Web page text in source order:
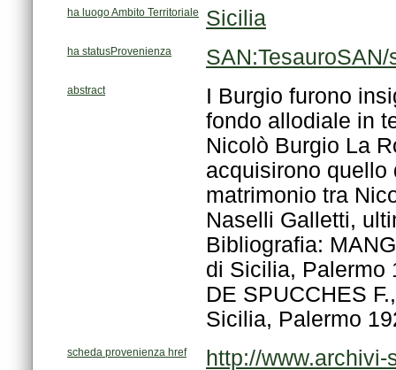
ha luogo Ambito Territoriale Sicilia
ha statusProvenienza
abstract
Sicilia, Palermo
scheda provenienza href